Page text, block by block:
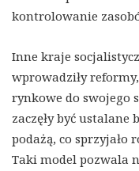
kontrolowanie
Inne kraje
wprowadziły
rynkowe do swojego
zaczęły być
podażą, co
Taki model pozwala